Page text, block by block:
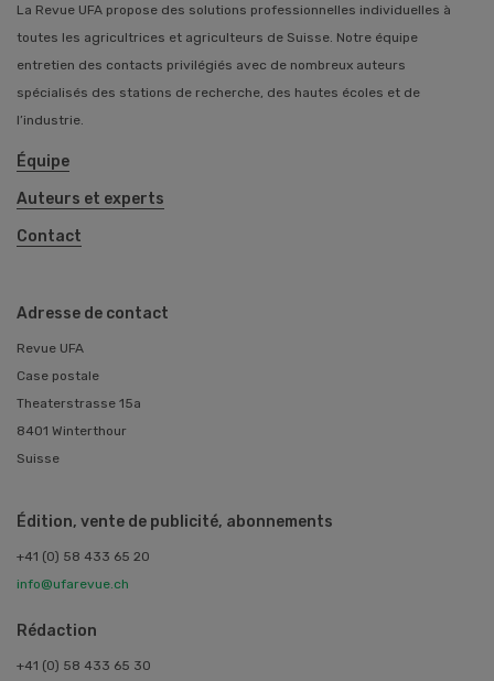
La Revue UFA propose des solutions professionnelles individuelles à
toutes les agricultrices et agriculteurs de Suisse. Notre équipe
entretien des contacts privilégiés avec de nombreux auteurs
spécialisés des stations de recherche, des hautes écoles et de
l’industrie.
Équipe
Auteurs et experts
Contact
Adresse de contact
Revue UFA
Case postale
Theaterstrasse 15a
8401 Winterthour
Suisse
Édition, vente de publicité, abonnements
+41 (0) 58 433 65 20
info@ufarevue.ch
Rédaction
+41 (0) 58 433 65 30